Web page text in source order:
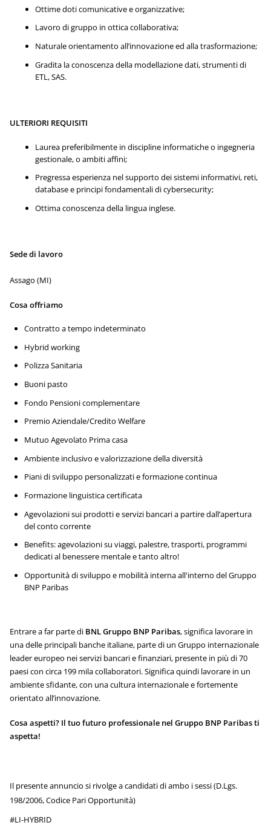
Ottime doti comunicative e organizzative;
Lavoro di gruppo in ottica collaborativa;
Naturale orientamento all’innovazione ed alla trasformazione;
Gradita la conoscenza della modellazione dati, strumenti di
ETL, SAS.
ULTERIORI REQUISITI
Laurea preferibilmente in discipline informatiche o ingegneria
gestionale, o ambiti affini;
Pregressa esperienza nel supporto dei sistemi informativi, reti,
database e principi fondamentali di cybersecurity;
Ottima conoscenza della lingua inglese.
Sede di lavoro
Assago (MI)
Cosa offriamo
Contratto a tempo indeterminato
Hybrid working
Polizza Sanitaria
Buoni pasto
Fondo Pensioni complementare
Premio Aziendale/Credito Welfare
Mutuo Agevolato Prima casa
Ambiente inclusivo e valorizzazione della diversità
Piani di sviluppo personalizzati e formazione continua
Formazione linguistica certificata
Agevolazioni sui prodotti e servizi bancari a partire dall’apertura
del conto corrente
Benefits: agevolazioni su viaggi, palestre, trasporti, programmi
dedicati al benessere mentale e tanto altro!
Opportunità di sviluppo e mobilità interna all'interno del Gruppo
BNP Paribas
Entrare a far parte di BNL Gruppo BNP Paribas, significa lavorare in
una delle principali banche italiane, parte di un Gruppo internazionale
leader europeo nei servizi bancari e finanziari, presente in più di 70
paesi con circa 199 mila collaboratori. Significa quindi lavorare in un
ambiente sfidante, con una cultura internazionale e fortemente
orientato all’innovazione.
Cosa aspetti? Il tuo futuro professionale nel Gruppo BNP Paribas ti
aspetta!
Il presente annuncio si rivolge a candidati di ambo i sessi (D.Lgs.
198/2006, Codice Pari Opportunità)
#LI-HYBRID